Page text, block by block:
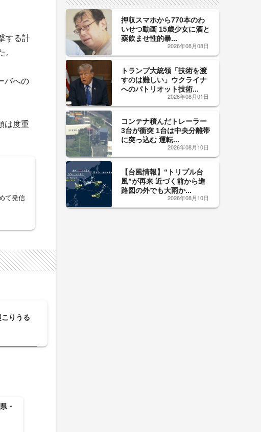
する計
バへの
は度重
て発信
りうる
・
押収スマホから770本のわ
いせつ動画 15歳少女に酒と
薬飲ませ性的暴...
2026年08月08日
トランプ大統領「技術を渡
すのは難しい」ウクライナ
へのパトリオット技術...
2026年08月01日
コンテナ積んだトレーラー
3台が衝突 1台は中央分離帯
に突っ込む 運転...
2026年08月10日
【台風情報】“トリプル台
風”が再来 近づく前から進
路図の外でも大雨か...
2026年08月10日